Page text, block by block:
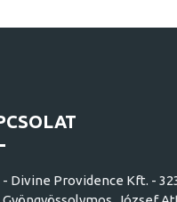
- Divine Providence Kft. -